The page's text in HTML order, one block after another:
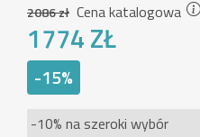
2086 zł Cena katalogowa
1774 ZŁ
-15%
-10% na szeroki wybór